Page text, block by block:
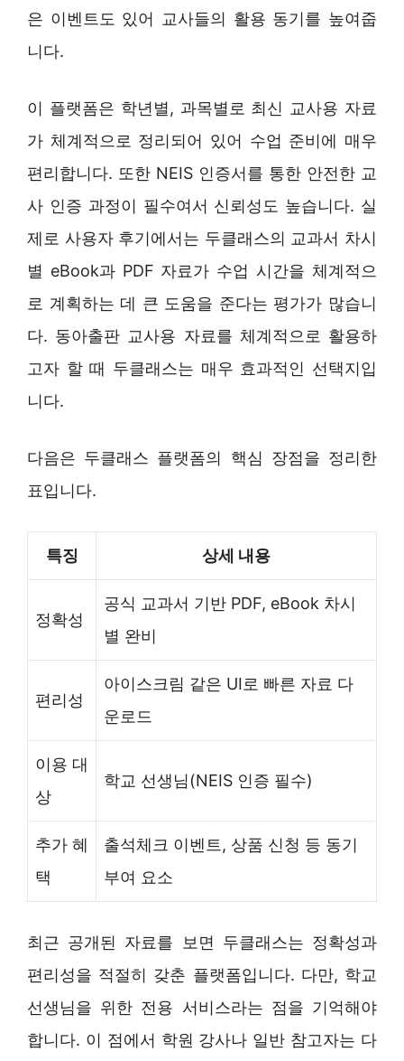
은 이벤트도 있어 교사들의 활용 동기를 높여줍
니다.
이 플랫폼은 학년별, 과목별로 최신 교사용 자료
가 체계적으로 정리되어 있어 수업 준비에 매우
편리합니다. 또한 NEIS 인증서를 통한 안전한 교
사 인증 과정이 필수여서 신뢰성도 높습니다. 실
제로 사용자 후기에서는 두클래스의 교과서 차시
별 eBook과 PDF 자료가 수업 시간을 체계적으
로 계획하는 데 큰 도움을 준다는 평가가 많습니
다. 동아출판 교사용 자료를 체계적으로 활용하
고자 할 때 두클래스는 매우 효과적인 선택지입
니다.
다음은 두클래스 플랫폼의 핵심 장점을 정리한
표입니다.
특징 상세 내용
정확성
공식 교과서 기반 PDF, eBook 차시
별 완비
편리성
아이스크림 같은 UI로 빠른 자료 다
운로드
이용 대
상
학교 선생님(NEIS 인증 필수)
추가 혜
택
출석체크 이벤트, 상품 신청 등 동기
부여 요소
최근 공개된 자료를 보면 두클래스는 정확성과
편리성을 적절히 갖춘 플랫폼입니다. 다만, 학교
선생님을 위한 전용 서비스라는 점을 기억해야
합니다. 이 점에서 학원 강사나 일반 참고자는 다